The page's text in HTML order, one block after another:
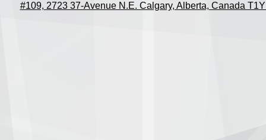
#109, 2723 37-Avenue N.E. Calgary, Alberta, Canada